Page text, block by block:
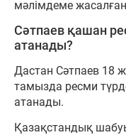
мәлімдеме
Сәтпаев қашан
атанады?
Дастан Сәтпаев 18
тамызда ресми
атанады.
Қазақстандық